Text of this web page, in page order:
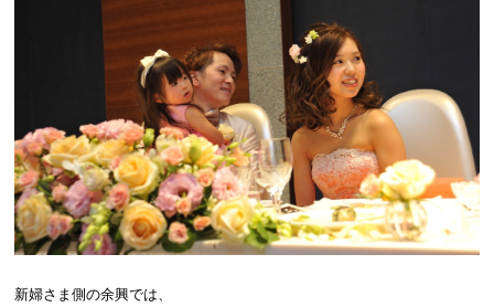
新婦さま側の余興では、